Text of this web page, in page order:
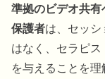
準拠のビデオ共
保護者は、セッ
はなく、セラピ
を与えることを理